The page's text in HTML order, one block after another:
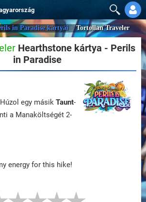
in Paradise kártyái Tortollan Traveler
Hearthstone kártya - Perils
in Paradise
Húzol egy másik Taunt-
a Manaköltségét 2-
energy for this hike!